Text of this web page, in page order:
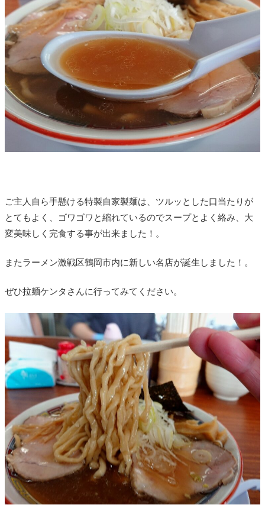
ご主人自ら手懸ける特製自家製麺は、ツルッとした口当たりが
とてもよく、ゴワゴワと縮れているのでスープとよく絡み、大
変美味しく完食する事が出来ました！。
またラーメン激戦区鶴岡市内に新しい名店が誕生しました！。
ぜひ拉麺ケンタさんに行ってみてください。